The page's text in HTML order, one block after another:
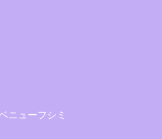
ニューフシミ